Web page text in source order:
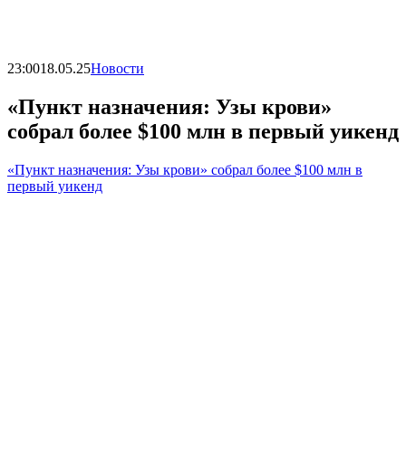
23:0018.05.25Новости
«Пункт назначения: Узы крови»
собрал более $100 млн в первый уикенд
«Пункт назначения: Узы крови» собрал более $100 млн в
первый уикенд